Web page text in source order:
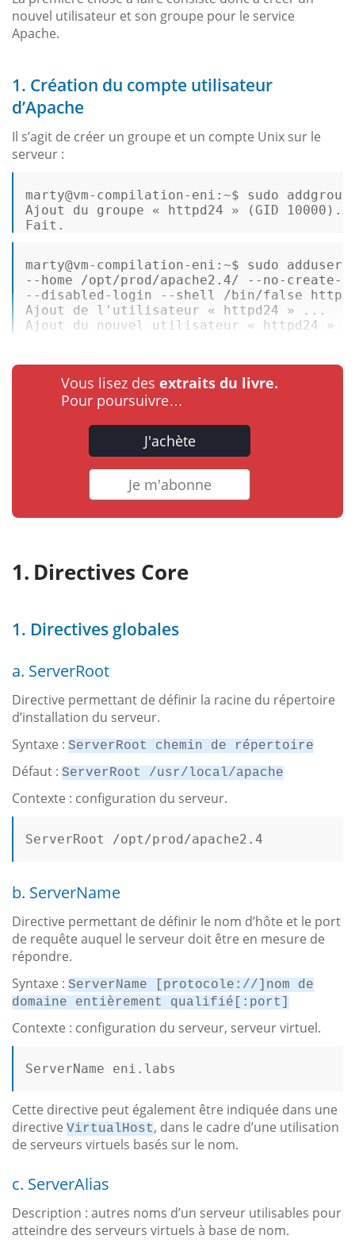
nouvel utilisateur et son groupe pour le service
Apache.
1. Création du compte utilisateur
d’Apache
Il s’agit de créer un groupe et un compte Unix sur le
serveur :
marty@vm-compilation- eni: ~$ sudo
Ajout
du groupe « httpd24 » (GID
10000
Fait .
marty@vm- compilation- eni: ~$ sudo adduser
--home /opt/prod/apache2.4/ --no-create-
--disabled-login --shell /bin/false
Ajout de l 'utilisateur « httpd24 » ...
Ajout du nouvel utilisateur « httpd24 »
Vous lisez des extraits du livre.
Pour poursuivre…
J'achète
Je m'abonne
Directives Core
1. Directives globales
a. ServerRoot
Directive permettant de définir la racine du répertoire
d’installation du serveur.
Syntaxe : ServerRoot chemin de répertoire
Défaut : ServerRoot /usr/local/apache
Contexte : configuration du serveur.
ServerRoot /opt/prod/apache2.4
b. ServerName
Directive permettant de définir le nom d’hôte et le port
de requête auquel le serveur doit être en mesure de
répondre.
Syntaxe : ServerName [protocole://]nom de
domaine entièrement qualifié[:port]
Contexte : configuration du serveur, serveur virtuel.
ServerName eni.labs
Cette directive peut également être indiquée dans une
directive VirtualHost, dans le cadre d’une utilisation
de serveurs virtuels basés sur le nom.
c. ServerAlias
Description : autres noms d’un serveur utilisables pour
atteindre des serveurs virtuels à base de nom.